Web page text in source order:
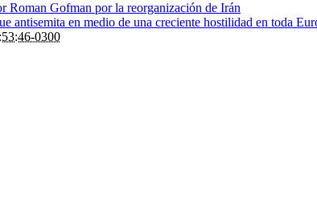
Roman Gofman por la reorganización de Irán
antisemita en medio de una creciente hostilidad en toda
0300